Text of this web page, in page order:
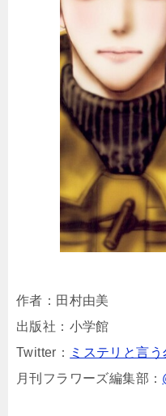
作者：田村由美
出版社：小学館
Twitter：
ミステリと言う
月刊フラワーズ編集部：